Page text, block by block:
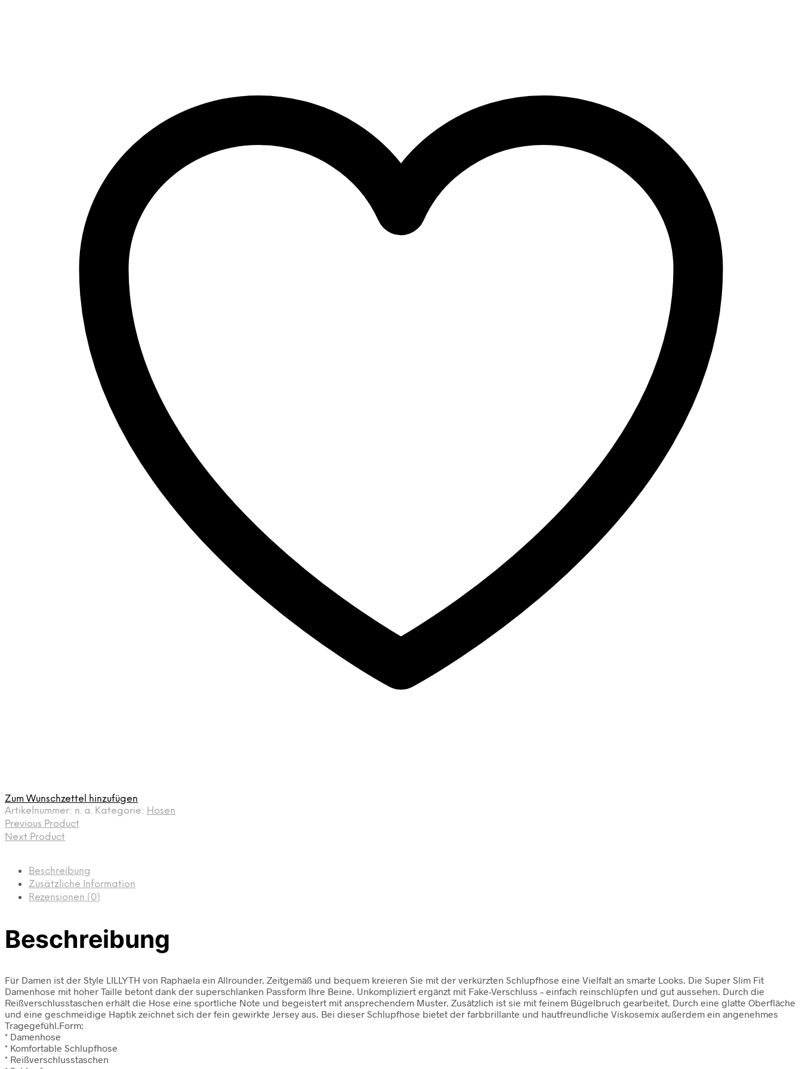
Zum Wunschzettel hinzufügen
Artikelnummer: n. a. Kategorie: Hosen
Previous Product
Next Product
Beschreibung
Zusätzliche Information
Rezensionen (0)
Beschreibung
Für Damen ist der Style LILLYTH von Raphaela ein Allrounder. Zeitgemäß und bequem kreieren Sie mit der verkürzten Schlupfhose eine Vielfalt an smarte Looks. Die Super Slim Fit
Damenhose mit hoher Taille betont dank der superschlanken Passform Ihre Beine. Unkompliziert ergänzt mit Fake-Verschluss – einfach reinschlüpfen und gut aussehen. Durch die
Reißverschlusstaschen erhält die Hose eine sportliche Note und begeistert mit ansprechendem Muster. Zusätzlich ist sie mit feinem Bügelbruch gearbeitet. Durch eine glatte Oberfläche
und eine geschmeidige Haptik zeichnet sich der fein gewirkte Jersey aus. Bei dieser Schlupfhose bietet der farbbrillante und hautfreundliche Viskosemix außerdem ein angenehmes
Tragegefühl.Form:
* Damenhose
* Komfortable Schlupfhose
* Reißverschlusstaschen